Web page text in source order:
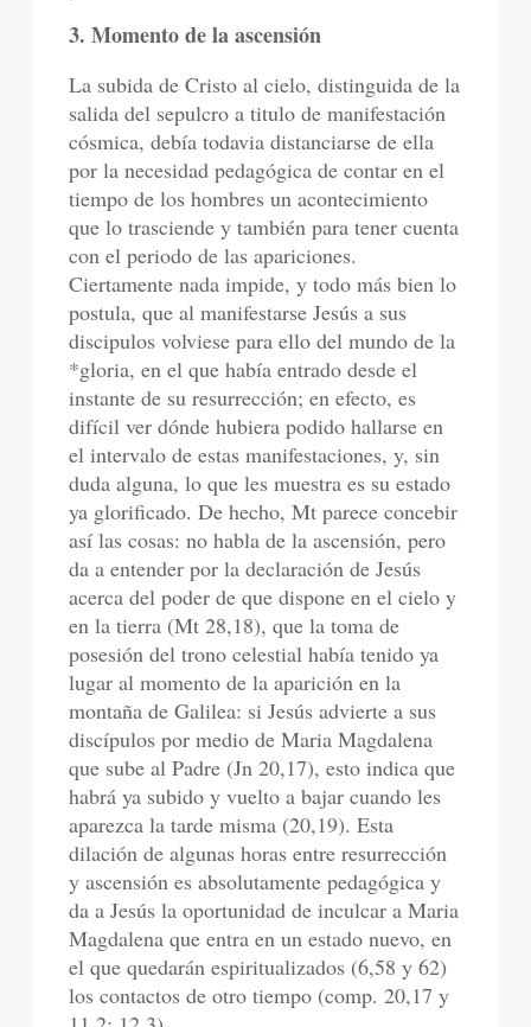
3. Momento de la ascensión
La subida de Cristo al cielo, distinguida de la
salida del sepulcro a titulo de manifestación
cósmica, debía todavia distanciarse de ella
por la necesidad pedagógica de contar en el
tiempo de los hombres un acontecimiento
que lo trasciende y también para tener cuenta
con el periodo de las apariciones.
Ciertamente nada impide, y todo más bien lo
postula, que al manifestarse Jesús a sus
discipulos volviese para ello del mundo de la
*gloria, en el que había entrado desde el
instante de su resurrección; en efecto, es
difícil ver dónde hubiera podido hallarse en
el intervalo de estas manifestaciones, y, sin
duda alguna, lo que les muestra es su estado
ya glorificado. De hecho, Mt parece concebir
así las cosas: no habla de la ascensión, pero
da a entender por la declaración de Jesús
acerca del poder de que dispone en el cielo y
en la tierra (Mt 28,18), que la toma de
posesión del trono celestial había tenido ya
lugar al momento de la aparición en la
montaña de Galilea: si Jesús advierte a sus
discípulos por medio de Maria Magdalena
que sube al Padre (Jn 20,17), esto indica que
habrá ya subido y vuelto a bajar cuando les
aparezca la tarde misma (20,19). Esta
dilación de algunas horas entre resurrección
y ascensión es absolutamente pedagógica y
da a Jesús la oportunidad de inculcar a Maria
Magdalena que entra en un estado nuevo, en
el que quedarán espiritualizados (6,58 y 62)
los contactos de otro tiempo (comp. 20,17 y